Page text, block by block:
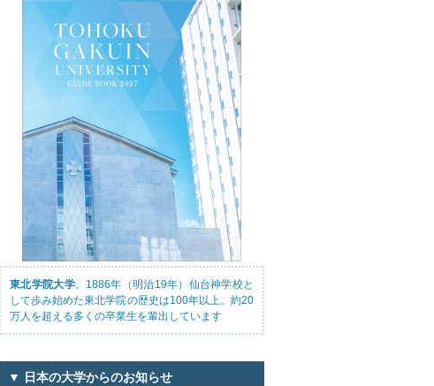
東北学院大学。1886年（明治19年）仙台神学校と
して歩み始めた東北学院の歴史は100年以上。約20
万人を超える多くの卒業生を輩出しています
▼ 日本の大学からのお知らせ